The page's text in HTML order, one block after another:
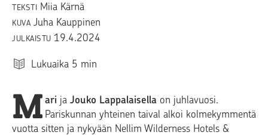
TEKSTI Miia Kärnä
KUVA Juha Kauppinen
JULKAISTU 19.4.2024
Lukuaika 5 min
M ari ja Jouko Lappalaisella on juhlavuosi.
Pariskunnan yhteinen taival alkoi kolmekymmentä
vuotta sitten ja nykyään Nellim Wilderness Hotels &